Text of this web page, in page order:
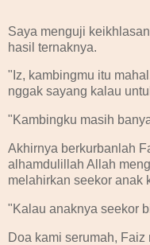
Saya menguji
hasil ternaknya.
"Iz, kambingmu itu
nggak sayang kalau
"Kambingku masih
Akhirnya berkurbanlah
alhamdulillah Allah
melahirkan seekor anak
"Kalau anaknya seekor
Doa kami serumah,